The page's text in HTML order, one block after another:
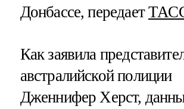
Донбассе, передает
Как заявила
австралийской полиции
Дженнифер Херст,